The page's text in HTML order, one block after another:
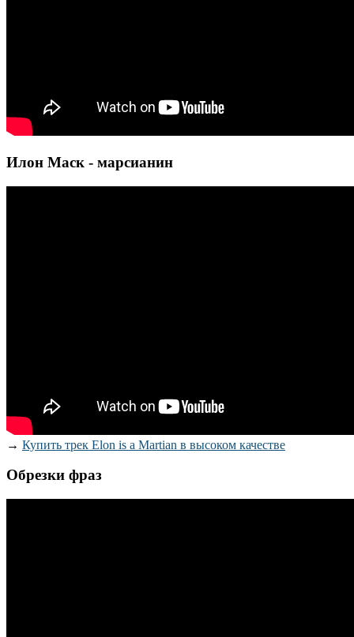
Илон Маск - марсианин
→ Купить трек Elon is a Martian в высоком качестве
Обрезки фраз